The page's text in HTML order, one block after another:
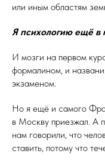
или иным областям
Я психологию ещё в
И мозги на первом
формалином, и
экзаменом.
Но я ещё и самого
в Москву приезжал. А
нам говорили, что
ставить, потому что